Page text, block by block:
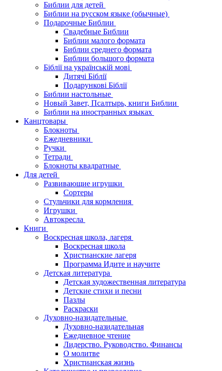
Библии для детей
Библии на русском языке (обычные)
Подарочные Библии
Свадебные Библии
Библии малого формата
Библии среднего формата
Библии большого формата
Біблії на українській мові
Дитячі Біблії
Подарункові Біблії
Библии настольные
Новый Завет, Псалтырь, книги Библии
Библии на иностранных языках
Канцтовары
Блокноты
Ежедневники
Ручки
Тетради
Блокноты квадратные
Для детей
Развивающие игрушки
Сортеры
Стульчики для кормления
Игрушки
Автокресла
Книги
Воскресная школа, лагеря
Воскресная школа
Христианские лагеря
Программа Идите и научите
Детская литература
Детская художественная литература
Детские стихи и песни
Пазлы
Раскраски
Духовно-назидательные
Духовно-назидательная
Ежедневное чтение
Лидерство. Руководство. Финансы
О молитве
Христианская жизнь